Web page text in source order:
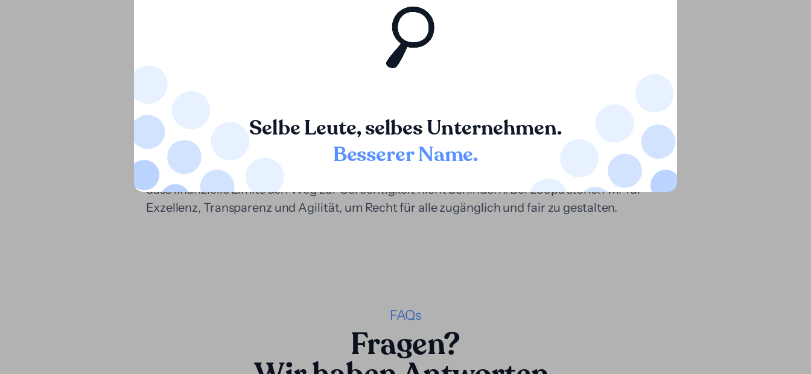
Selbe Leute, selbes Unternehmen.
Besserer Name.
Mandanten sicher sein können, dass finanzielle Schwierigkeiten das Verfahren nicht stoppen.
Darüber hinaus passt sich Loopas Prozessfinanzierung den Dynamiken jedes Falls an, bietet
Leistungsfähigkeit der beteiligten Parteien.
Kurz gesagt, unser Ziel ist es, Anwälten wie Mandanten die Lösung ihrer Streitigkeiten zu
ermöglichen, mit der Unterstützung, die nötig ist, um zuversichtlich voranzugehen, wissend,
dass finanzielle Limits den Weg zur Gerechtigkeit nicht behindern. Bei Loopa stehen wir für
Exzellenz, Transparenz und Agilität, um Recht für alle zugänglich und fair zu gestalten.
FAQs
Fragen?